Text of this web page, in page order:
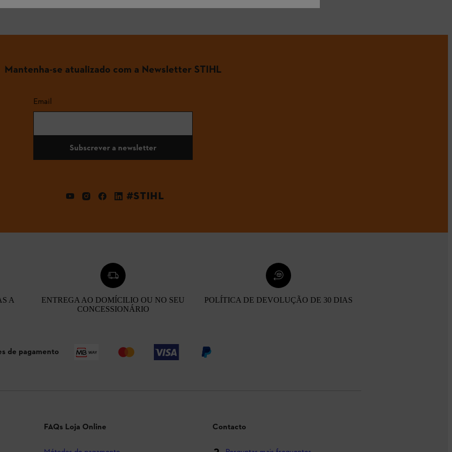
Mantenha-se atualizado com a Newsletter STIHL
Email
Subscrever a newsletter
#STIHL
A
ENTREGA AO DOMÍCILIO OU NO SEU
CONCESSIONÁRIO
POLÍTICA DE DEVOLUÇÃO DE 30 DIAS
de pagamento
FAQs Loja Online Contacto